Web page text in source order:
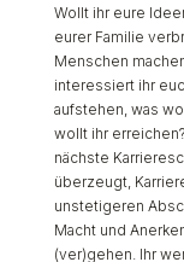
Wollt ihr eure
eurer Familie
Menschen
interessiert ihr
aufstehen, was
wollt ihr
nächste
überzeugt,
unstetigeren
Macht und
(ver)gehen. Ihr